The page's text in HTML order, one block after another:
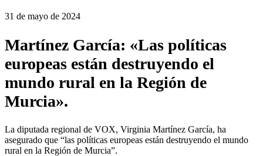
31 de mayo de 2024
Martínez García: «Las políticas
europeas están destruyendo el
mundo rural en la Región de
Murcia».
La diputada regional de VOX, Virginia Martínez García, ha
asegurado que “las políticas europeas están destruyendo el mundo
rural en la Región de Murcia”.